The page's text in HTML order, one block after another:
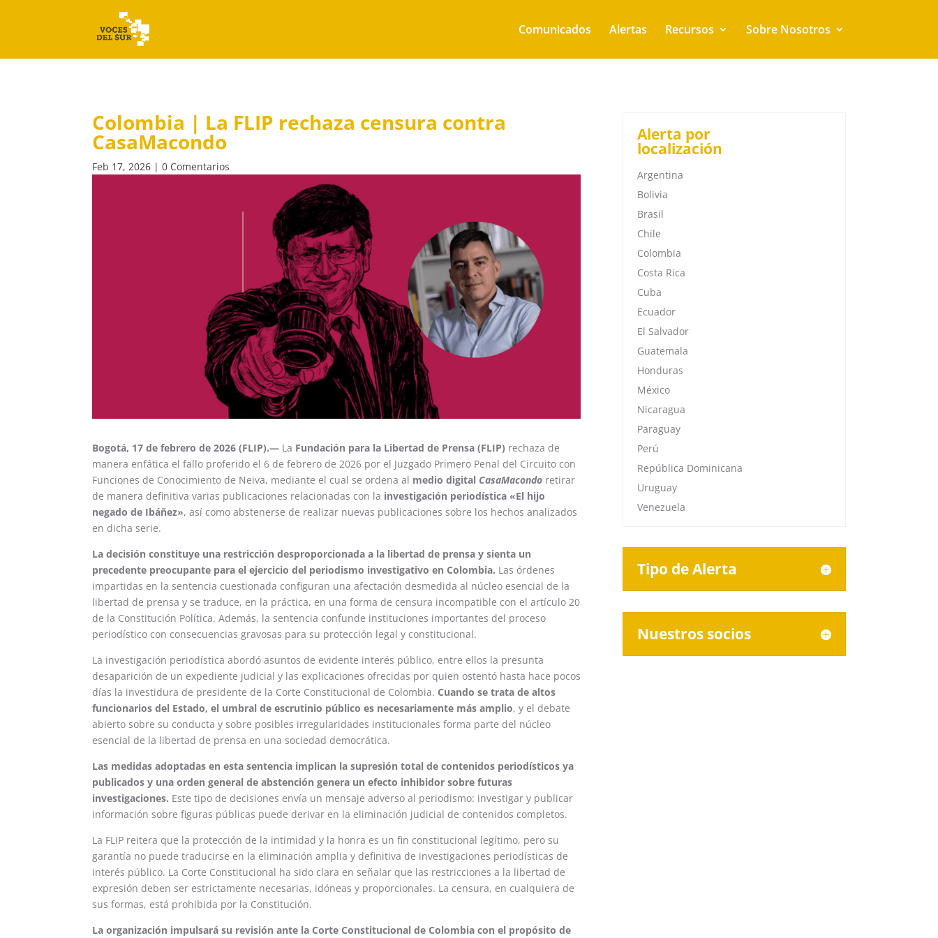
Comunicados Alertas Recursos Sobre Nosotros
Colombia | La FLIP rechaza censura contra
CasaMacondo
Feb 17, 2026 | 0 Comentarios
Bogotá, 17 de febrero de 2026 (FLIP).— La Fundación para la Libertad de Prensa (FLIP) rechaza de
manera enfática el fallo proferido el 6 de febrero de 2026 por el Juzgado Primero Penal del Circuito con
Funciones de Conocimiento de Neiva, mediante el cual se ordena al medio digital CasaMacondo retirar
de manera definitiva varias publicaciones relacionadas con la investigación periodística «El hijo
negado de Ibáñez», así como abstenerse de realizar nuevas publicaciones sobre los hechos analizados
en dicha serie.
La decisión constituye una restricción desproporcionada a la libertad de prensa y sienta un
precedente preocupante para el ejercicio del periodismo investigativo en Colombia. Las órdenes
impartidas en la sentencia cuestionada configuran una afectación desmedida al núcleo esencial de la
libertad de prensa y se traduce, en la práctica, en una forma de censura incompatible con el artículo 20
de la Constitución Política. Además, la sentencia confunde instituciones importantes del proceso
periodístico con consecuencias gravosas para su protección legal y constitucional.
La investigación periodística abordó asuntos de evidente interés público, entre ellos la presunta
desaparición de un expediente judicial y las explicaciones ofrecidas por quien ostentó hasta hace pocos
días la investidura de presidente de la Corte Constitucional de Colombia. Cuando se trata de altos
funcionarios del Estado, el umbral de escrutinio público es necesariamente más amplio, y el debate
abierto sobre su conducta y sobre posibles irregularidades institucionales forma parte del núcleo
esencial de la libertad de prensa en una sociedad democrática.
Las medidas adoptadas en esta sentencia implican la supresión total de contenidos periodísticos ya
publicados y una orden general de abstención genera un efecto inhibidor sobre futuras
investigaciones. Este tipo de decisiones envía un mensaje adverso al periodismo: investigar y publicar
información sobre figuras públicas puede derivar en la eliminación judicial de contenidos completos.
La FLIP reitera que la protección de la intimidad y la honra es un fin constitucional legítimo, pero su
garantía no puede traducirse en la eliminación amplia y definitiva de investigaciones periodísticas de
interés público. La Corte Constitucional ha sido clara en señalar que las restricciones a la libertad de
expresión deben ser estrictamente necesarias, idóneas y proporcionales. La censura, en cualquiera de
sus formas, está prohibida por la Constitución.
La organización impulsará su revisión ante la Corte Constitucional de Colombia con el propósito de
Alerta por
localización
Argentina
Bolivia
Brasil
Chile
Colombia
Costa Rica
Cuba
Ecuador
El Salvador
Guatemala
Honduras
México
Nicaragua
Paraguay
Perú
República Dominicana
Uruguay
Venezuela
Tipo de Alerta
Nuestros socios